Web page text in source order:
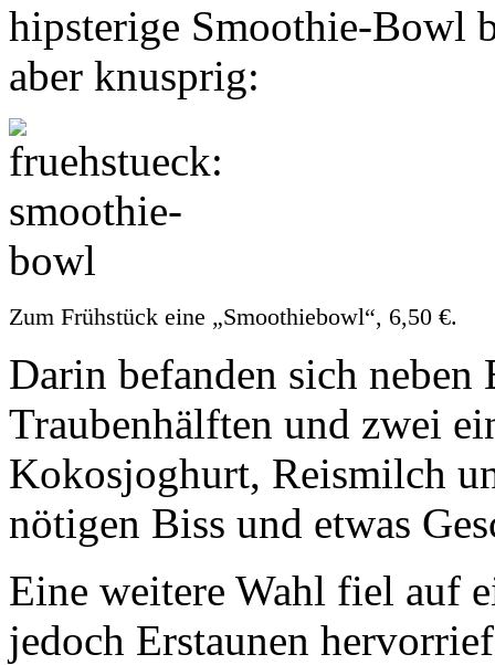
hipsterige Smoothie-Bowl
aber knusprig:
Zum Frühstück eine „Smoothiebowl“, 6,50 €.
Darin befanden sich neben
Traubenhälften und zwei
Kokosjoghurt, Reismilch
nötigen Biss und etwas
Eine weitere Wahl fiel auf
jedoch Erstaunen